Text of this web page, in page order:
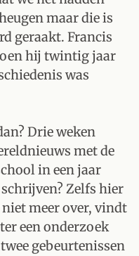
maar die is
geraakt. Francis
hij twintig jaar
was
Drie weken
met de
in een jaar
Zelfs hier
meer over, vindt
een onderzoek
gebeurtenissen